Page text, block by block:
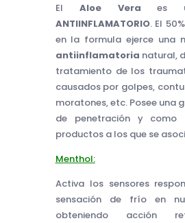
El Aloe Vera es un
ANTIINFLAMATORIO. El
en la formula ejerce una
antiinflamatoria natural,
tratamiento de los
causados por golpes,
moratones, etc. Posee una
de penetración y como
productos a los que se
Menthol:
Activa los sensores
sensación de frío en
obteniendo acción